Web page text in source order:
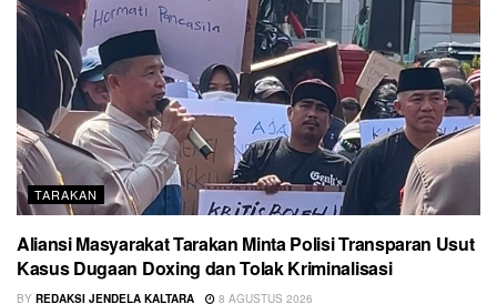
TARAKAN
Aliansi Masyarakat Tarakan Minta Polisi Transparan Usut
Kasus Dugaan Doxing dan Tolak Kriminalisasi
BY REDAKSI JENDELA KALTARA 8 AGUSTUS 2026